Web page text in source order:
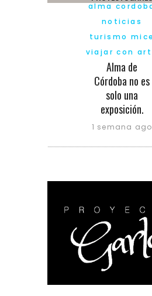
alma
noticias
turismo mice
viajar con
Alma de
Córdoba no es
solo una
exposición.
1 semana ago